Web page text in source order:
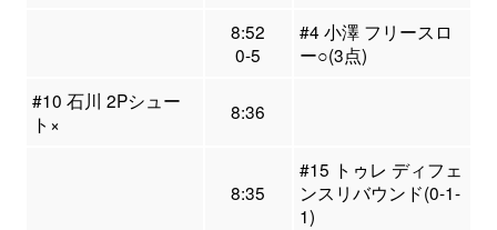
8:52
0-5
#4 小澤 フリースロ
ー○(3点)
#10 石川 2Pシュー
ト×
8:36
8:35
#15 トゥレ ディフェ
ンスリバウンド(0-1-
1)